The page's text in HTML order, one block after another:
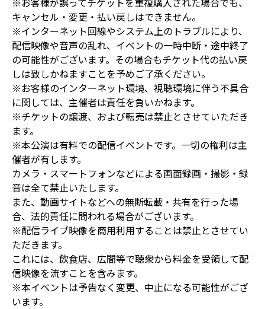
キャンセル・変更・払い戻しはできません。
※インターネット回線やシステム上のトラブルにより、
配信映像や音声の乱れ、イベントの一時中断・途中終了
の可能性がございます。その場合もチケット代の払い戻
しは致しかねますことを予めご了承ください。
※お客様のインターネット環境、視聴環境に伴う不具合
に関しては、主催者は責任を負いかねます。
※チケットの譲渡、および転売は禁止とさせていただき
ます。
※本公演は有料での配信イベントです。一切の権利は主
催者が有します。
カメラ・スマートフォンなどによる画面録画・撮影・録
音は全て禁止いたします。
また、動画サイトなどへの無断転載・共有を行った場
合、法的責任に問われる場合がございます。
※配信ライブ映像を商用利用することは禁止とさせてい
ただきます。
これには、飲食店、広間等で聴衆から料金を受領して配
信映像を流すことを含みます。
※本イベントは予告なく変更、中止になる可能性がござ
います。